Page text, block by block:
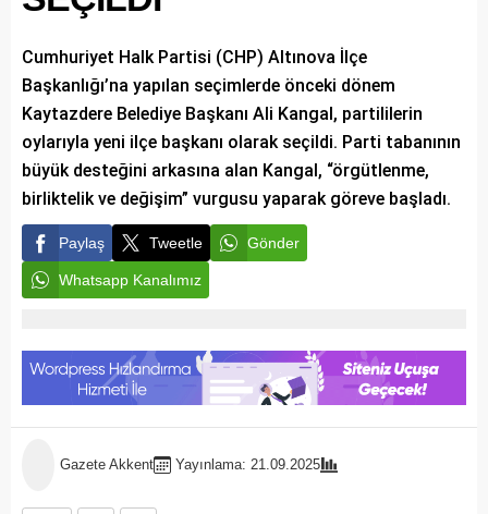
Cumhuriyet Halk Partisi (CHP) Altınova İlçe
Başkanlığı’na yapılan seçimlerde önceki dönem
Kaytazdere Belediye Başkanı Ali Kangal, partililerin
oylarıyla yeni ilçe başkanı olarak seçildi. Parti tabanının
büyük desteğini arkasına alan Kangal, “örgütlenme,
birliktelik ve değişim” vurgusu yaparak göreve başladı.
Paylaş Tweetle Gönder
Whatsapp Kanalımız
Gazete Akkent Yayınlama: 21.09.2025